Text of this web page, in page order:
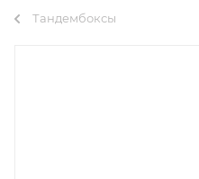
Тандембоксы